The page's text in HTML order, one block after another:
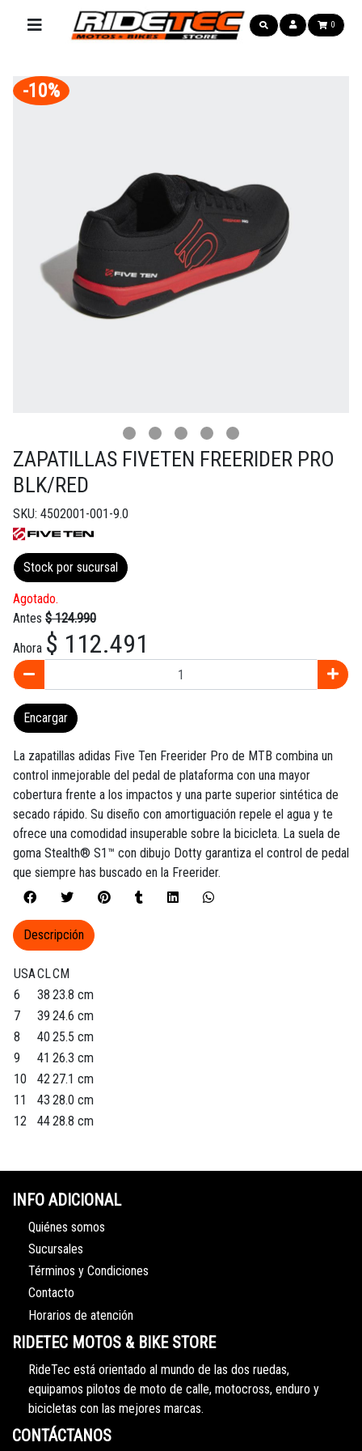
0
-10%
ZAPATILLAS FIVETEN FREERIDER PRO
BLK/RED
SKU: 4502001-001-9.0
Stock por sucursal
Agotado.
Antes $ 124.990
Ahora $ 112.491
Encargar
La zapatillas adidas Five Ten Freerider Pro de MTB combina un
control inmejorable del pedal de plataforma con una mayor
cobertura frente a los impactos y una parte superior sintética de
secado rápido. Su diseño con amortiguación repele el agua y te
ofrece una comodidad insuperable sobre la bicicleta. La suela de
goma Stealth® S1™ con dibujo Dotty garantiza el control de pedal
que siempre has buscado en la Freerider.
USACLCM
6
38 23.8 cm
7
39 24.6 cm
8
40 25.5 cm
9
41 26.3 cm
10
42 27.1 cm
11
43 28.0 cm
12
4428.8 cm
Descripción
INFO ADICIONAL
Quiénes somos
Sucursales
Términos y Condiciones
Contacto
Horarios de atención
RIDETEC MOTOS & BIKE STORE
RideTec está orientado al mundo de las dos ruedas,
equipamos pilotos de moto de calle, motocross, enduro y
bicicletas con las mejores marcas.
CONTÁCTANOS